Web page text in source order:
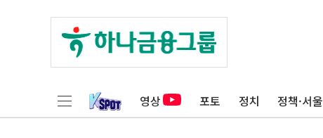
영상 포토 정치 정책·서울